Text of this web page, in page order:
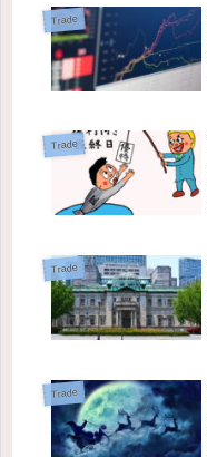
Trade
Trade
Trade
Trade